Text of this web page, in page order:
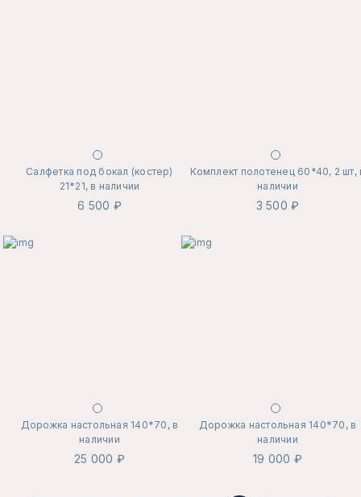
Салфетка под бокал (костер)
21*21, в наличии
6 500 ₽
Комплект полотенец 60*40, 2 шт,
наличии
3 500 ₽
Дорожка настольная 140*70, в
наличии
25 000 ₽
Дорожка настольная 140*70, в
наличии
19 000 ₽